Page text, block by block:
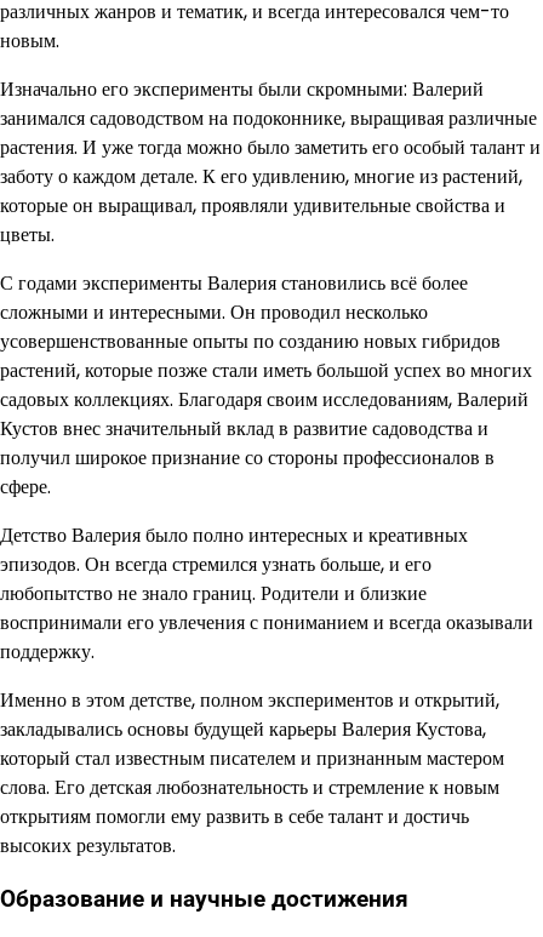
различных жанров и тематик, и всегда интересовался чем-то
новым.
Изначально его эксперименты были скромными: Валерий
занимался садоводством на подоконнике, выращивая различные
растения. И уже тогда можно было заметить его особый талант и
заботу о каждом детале. К его удивлению, многие из растений,
которые он выращивал, проявляли удивительные свойства и
цветы.
С годами эксперименты Валерия становились всё более
сложными и интересными. Он проводил несколько
усовершенствованные опыты по созданию новых гибридов
растений, которые позже стали иметь большой успех во многих
садовых коллекциях. Благодаря своим исследованиям, Валерий
Кустов внес значительный вклад в развитие садоводства и
получил широкое признание со стороны профессионалов в
сфере.
Детство Валерия было полно интересных и креативных
эпизодов. Он всегда стремился узнать больше, и его
любопытство не знало границ. Родители и близкие
воспринимали его увлечения с пониманием и всегда оказывали
поддержку.
Именно в этом детстве, полном экспериментов и открытий,
закладывались основы будущей карьеры Валерия Кустова,
который стал известным писателем и признанным мастером
слова. Его детская любознательность и стремление к новым
открытиям помогли ему развить в себе талант и достичь
высоких результатов.
Образование и научные достижения